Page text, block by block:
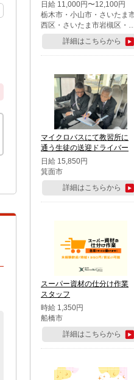
日給 11,000円〜12,100円
栃木市・小山市・さいたま
西区・さいたま市岩槻区・
喜市・蓮田市
詳細はこちらから
マイクロバスにて教習所に
通う生徒の送迎ドライバー
日給 15,850円
箕面市
詳細はこちらから
スーパー資材の仕分け作業
スタッフ
時給 1,350円
船橋市
詳細はこちらから